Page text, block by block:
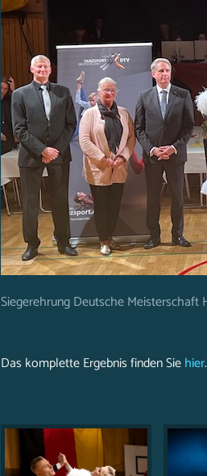
Siegerehrung Deutsche Meisterschaft
Das komplette Ergebnis finden Siehier.